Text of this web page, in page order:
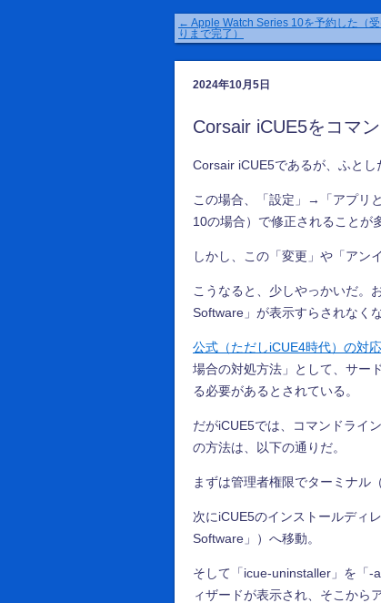
← Apple Watch Series 10を予約した（
りまで完了）
2024年10月5日
Corsair iCUE5をコマ
Corsair iCUE5であるが、ふとし
この場合、「設定」→「アプリ
10の場合）で修正されることが
しかし、この「変更」や「アン
こうなると、少しやっかいだ。
Software」が表示すらされなく
公式（ただしiCUE4時代）の対
場合の対処方法」として、サー
る必要があるとされている。
だがiCUE5では、コマンドライ
の方法は、以下の通りだ。
まずは管理者権限でターミナル
次にiCUE5のインストールディ
Software」）へ移動。
そして「icue-uninstaller」を「-
ィザードが表示され、そこから